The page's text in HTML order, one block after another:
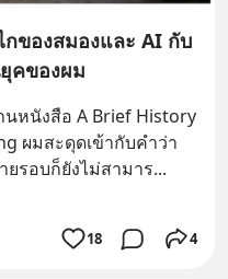
ของสมองและ AI กับ
คของผม
หนังสือ A Brief History
ผมสะดุดเข้ากับคำว่า
รอบก็ยังไม่สามาร
18 4